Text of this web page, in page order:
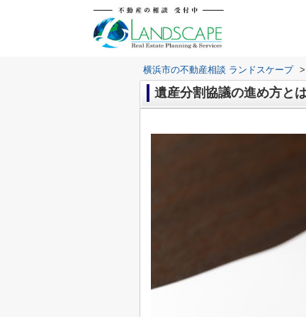
横浜市の不動産相談 ランドスケープ >
遺産分割協議の進め方と